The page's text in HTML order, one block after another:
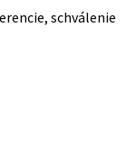
schválenie